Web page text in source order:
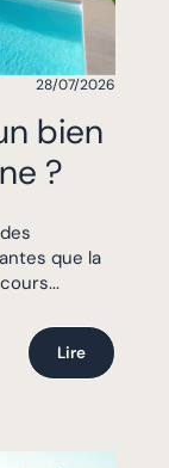
28/07/2026
bien
?
que la
Lire